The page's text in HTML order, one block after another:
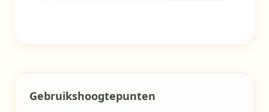
Gebruikshoogtepunten